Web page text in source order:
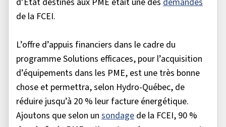
de la FCEI.
L’offre d’appuis financiers dans le cadre du
programme Solutions efficaces, pour l’acquisition
d’équipements dans les PME, est une très bonne
chose et permettra, selon Hydro-Québec, de
réduire jusqu’à 20 % leur facture énergétique.
Ajoutons que selon un sondage de la FCEI, 90 %